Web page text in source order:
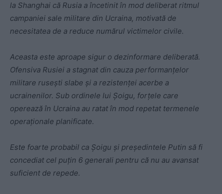
la Shanghai că Rusia a încetinit în mod deliberat ritmul
campaniei sale militare din Ucraina, motivată de
necesitatea de a reduce numărul victimelor civile.
Aceasta este aproape sigur o dezinformare deliberată.
Ofensiva Rusiei a stagnat din cauza performanțelor
militare rusești slabe și a rezistenței acerbe a
ucrainenilor. Sub ordinele lui Șoigu, forțele care
operează în Ucraina au ratat în mod repetat termenele
operaționale planificate.
Este foarte probabil ca Șoigu și președintele Putin să fi
concediat cel puțin 6 generali pentru că nu au avansat
suficient de repede.